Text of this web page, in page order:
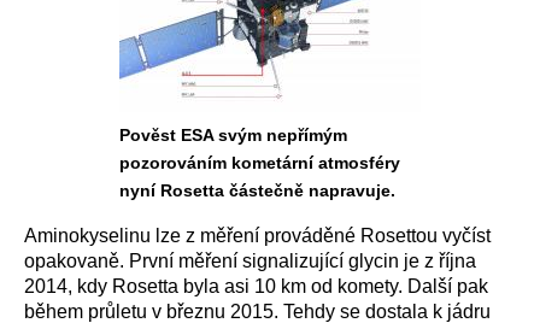
Pověst ESA svým nepřímým
pozorováním kometární atmosféry
nyní Rosetta částečně napravuje.
Aminokyselinu lze z měření prováděné Rosettou vyčíst
opakovaně. První měření signalizující glycin je z října
2014, kdy Rosetta byla asi 10 km od komety. Další pak
během průletu v březnu 2015. Tehdy se dostala k jádru